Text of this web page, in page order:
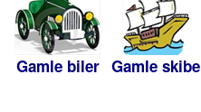
Gamle biler Gamle skibe